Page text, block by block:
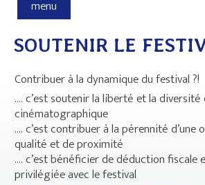
menu
SOUTENIR LE
Contribuer à la dynamique du festival ?!
.... c’est soutenir la liberté et la
cinématographique
.... c’est contribuer à la pérennité d’une
qualité et de proximité
.... c’est bénéficier de déduction fiscale
privilégiée avec le festival